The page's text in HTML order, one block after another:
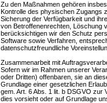
Zu den Maßnahmen gehören
Kontrolle des physischen Zugangs
Sicherung der Verfügbarkeit und
von Betroffenenrechten, Löschung
berücksichtigen wir den Schutz
Software sowie Verfahren,
datenschutzfreundliche
Zusammenarbeit mit
Sofern wir im Rahmen unserer
oder Dritten) offenbaren, sie an
Grundlage einer gesetzlichen
gem. Art. 6 Abs. 1 lit. b DSGVO zur
dies vorsieht oder auf Grundlage